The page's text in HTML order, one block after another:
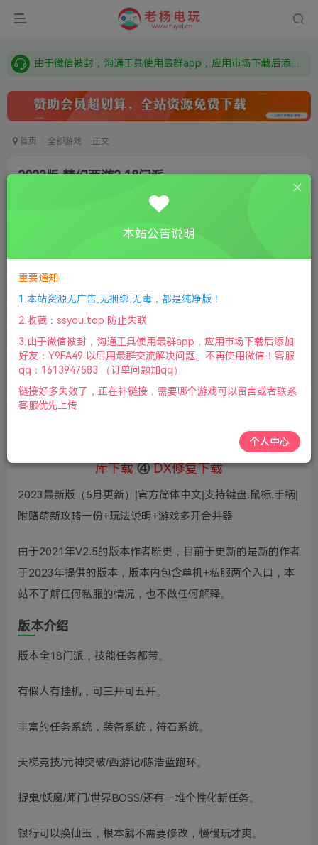
需要什么游戏请联系客服，若链接失效请联系客服，百度网盘边上的激活码也是解压密码
由于微信被封，沟通工具使用最群app，应用市场下载后添加好友：Y9FA49 以后用最群交流解决问题。不再使用微信！
首页 全部游戏 正文
2023版 梦幻西游2 18门派
2023版 梦幻西游2 18门派
此内容为付费资源，请付费后查看
鲜花 5
赞助会员 免费
付费资源
③ 游戏运行
库下载 ④ DX修复下载
2023最新版（5月更新）|官方简体中文|支持键盘.鼠标.手柄|
附赠萌新攻略一份+玩法说明+游戏多开合并器
由于2021年V2.5的版本作者断更，目前于更新的是新的作者
于2023年提供的版本，版本内包含单机+私服两个入口，本
站不了解任何私服的情况，也不做任何解释。
版本介绍
版本全18门派，技能任务都带。
有假人有挂机，可三开可五开。
丰富的任务系统，装备系统，符石系统。
天梯竞技/元神突破/西游记/陈浩蓝跑环。
捉鬼/妖魔/师门/世界BOSS/还有一堆个性化新任务。
银行可以换仙玉，根本就不需要修改，慢慢玩才爽。
本站公告说明
重要通知
1.本站资源无广告,无捆绑,无毒，都是纯净版！
2.收藏：ssyou.top 防止失联
3.由于微信被封，沟通工具使用最群app，应用市场下载后添加
好友：Y9FA49 以后用最群交流解决问题。不再使用微信！客服
qq：1613947583 （订单问题加qq）
链接好多失效了，正在补链接，需要哪个游戏可以留言或者联系
客服优先上传
个人中心